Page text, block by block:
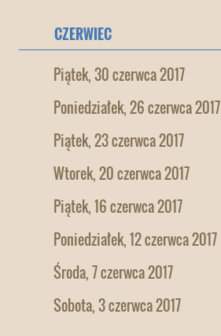
CZERWIEC
Piątek, 30 czerwca 2017
Poniedziałek, 26 czerwca 2017
Piątek, 23 czerwca 2017
Wtorek, 20 czerwca 2017
Piątek, 16 czerwca 2017
Poniedziałek, 12 czerwca 2017
Środa, 7 czerwca 2017
Sobota, 3 czerwca 2017